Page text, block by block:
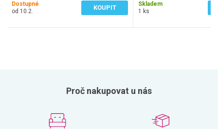
Dostupné
od 10.2.
KOUPIT
Skladem
1 ks
Proč nakupovat u nás